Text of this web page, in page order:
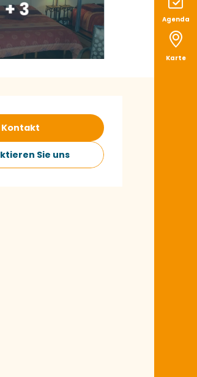
Agenda
Karte
+ 3
&
Kontakt
Sie uns